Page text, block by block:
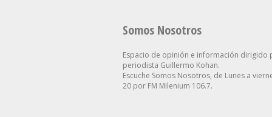
Somos Nosotros
Espacio de opinión e información dirigido
periodista Guillermo Kohan.
Escuche Somos Nosotros, de Lunes a
20 por FM Milenium 106.7.